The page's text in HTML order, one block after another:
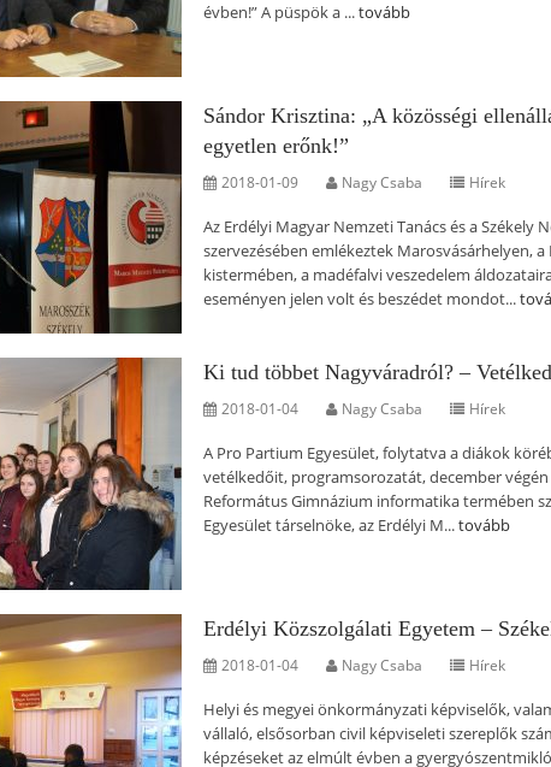
évben!” A püspök a ...tovább
Sándor Krisztina: „A közösségi
egyetlen erőnk!”
2018-01-09 Nagy Csaba Hírek
Az Erdélyi Magyar Nemzeti Tanács és a Székely
szervezésében emlékeztek Marosvásárhelyen,
kistermében, a madéfalvi veszedelem
eseményen jelen volt és beszédet mondot...
Ki tud többet Nagyváradról? –
2018-01-04 Nagy Csaba Hírek
A Pro Partium Egyesület, folytatva a diákok
vetélkedőit, programsorozatát, december
Református Gimnázium informatika termében
Egyesület társelnöke, az Erdélyi M...tovább
Erdélyi Közszolgálati Egyetem –
2018-01-04 Nagy Csaba Hírek
Helyi és megyei önkormányzati képviselők,
vállaló, elsősorban civil képviseleti szereplők
képzéseket az elmúlt évben a